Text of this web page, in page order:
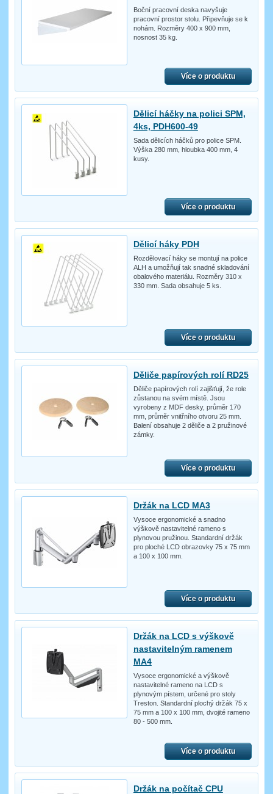
Boční pracovní deska navyšuje
pracovní prostor stolu. Připevňuje se k
nohám. Rozměry 400 x 900 mm,
nosnost 35 kg.
Více o produktu
Dělicí háčky na polici SPM,
4ks, PDH600-49
Sada dělicích háčků pro police SPM.
Výška 280 mm, hloubka 400 mm, 4
kusy.
Více o produktu
Dělicí háky PDH
Rozdělovací háky se montují na police
ALH a umožňují tak snadné skladování
obalového materiálu. Rozměry 310 x
330 mm. Sada obsahuje 5 ks.
Více o produktu
Děliče papírových rolí RD25
Děliče papírových rolí zajišťují, že role
zůstanou na svém místě. Jsou
vyrobeny z MDF desky, průměr 170
mm, průměr vnitřního otvoru 25 mm.
Balení obsahuje 2 děliče a 2 pružinové
zámky.
Více o produktu
Držák na LCD MA3
Vysoce ergonomické a snadno
výškově nastavitelné rameno s
plynovou pružinou. Standardní držák
pro ploché LCD obrazovky 75 x 75 mm
a 100 x 100 mm.
Více o produktu
Držák na LCD s výškově
nastavitelným ramenem
MA4
Vysoce ergonomické a výškově
nastavitelné rameno na LCD s
plynovým pístem, určené pro stoly
Treston. Standardní plochý držák 75 x
75 mm a 100 x 100 mm, dvojité rameno
80 - 500 mm.
Více o produktu
Držák na počítač CPU